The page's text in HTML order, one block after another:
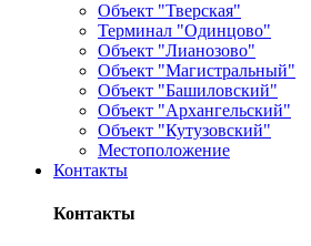
Объект "Тверская"
Терминал "Одинцово"
Объект "Лианозово"
Объект "Магистральный"
Объект "Башиловский"
Объект "Архангельский"
Объект "Кутузовский"
Местоположение
Контакты
Контакты